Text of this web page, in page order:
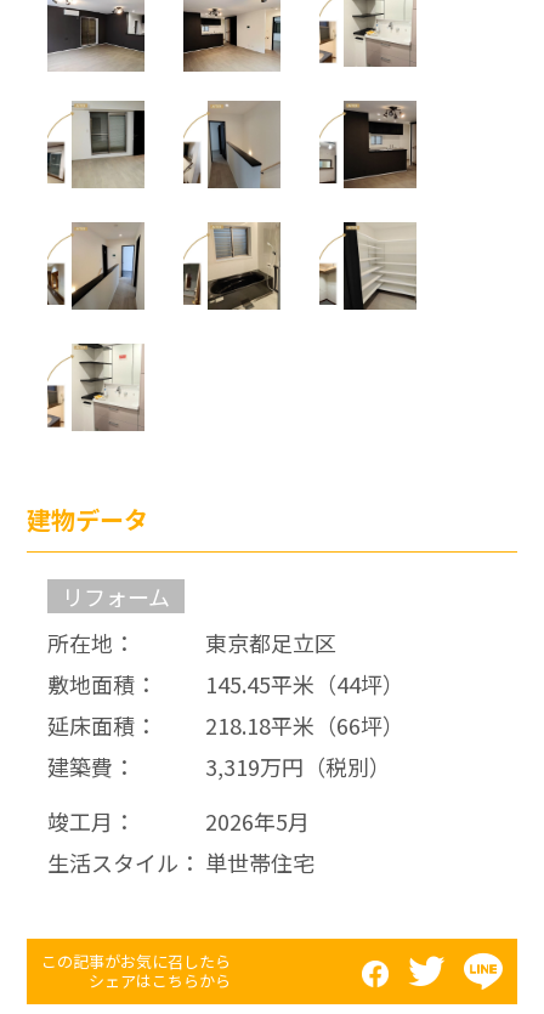
建物データ
リフォーム
所在地：
東京都足立区
敷地面積：
145.45平米（44坪）
延床面積：
218.18平米（66坪）
建築費：
3,319万円（税別）
竣工月：
2026年5月
生活スタイル： 単世帯住宅
この記事がお気に召したら
シェアはこちらから